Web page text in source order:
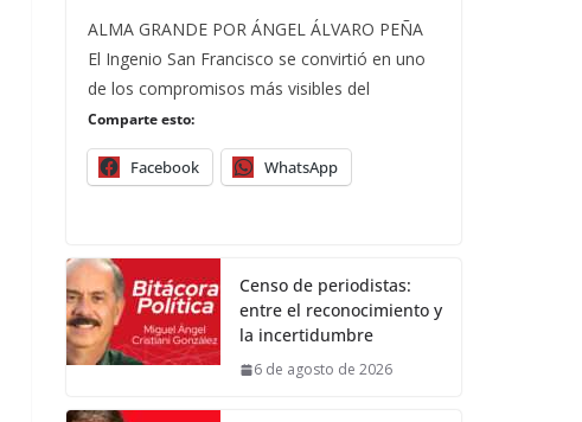
ALMA GRANDE POR ÁNGEL ÁLVARO PEÑA
El Ingenio San Francisco se convirtió en uno
de los compromisos más visibles del
Comparte esto:
Facebook WhatsApp
Censo de periodistas:
entre el reconocimiento y
la incertidumbre
6 de agosto de 2026